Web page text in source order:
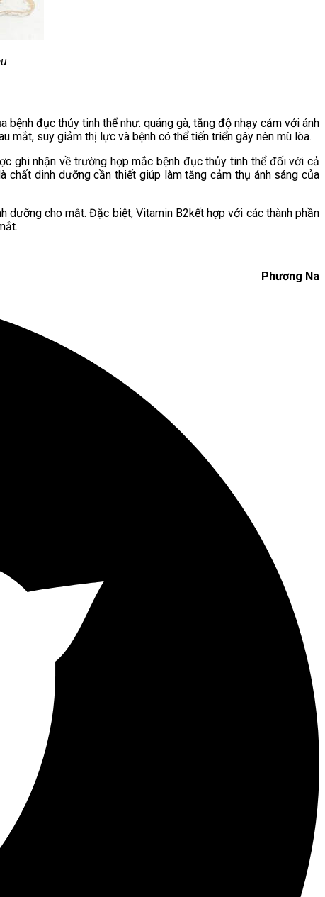
đục thủy tinh thể như: quáng gà, tăng độ nhạy cảm với ánh
mắt, suy giảm thị lực và bệnh có thể tiến triển gây nên mù lòa.
ghi nhận về trường hợp mắc bệnh đục thủy tinh thể đối với cả
chất dinh dưỡng cần thiết giúp làm tăng cảm thụ ánh sáng của
cho mắt. Đặc biệt, Vitamin B2kết hợp với các thành phần
Phương Na